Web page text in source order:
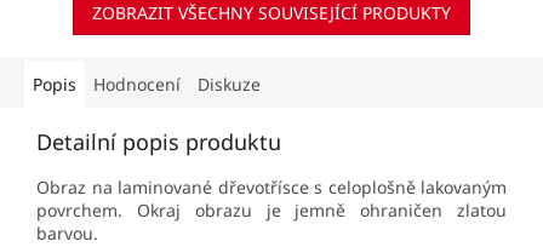
ZOBRAZIT VŠECHNY SOUVISEJÍCÍ PRODUKTY
Popis Hodnocení Diskuze
Detailní popis produktu
Obraz na laminované dřevotřísce s celoplošně lakovaným
povrchem. Okraj obrazu je jemně ohraničen zlatou
barvou.